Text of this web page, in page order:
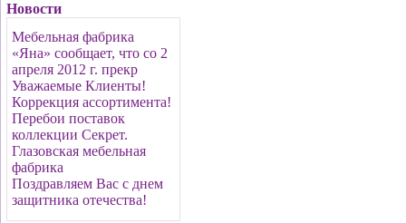
Новости
Мебельная фабрика
«Яна» сообщает, что со 2
апреля 2012 г. прекр
Уважаемые Клиенты!
Коррекция ассортимента!
Перебои поставок
коллекции Секрет.
Глазовская мебельная
фабрика
Поздравляем Вас с днем
защитника отечества!